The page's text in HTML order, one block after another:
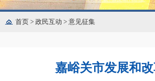
首页 > 政民互动 > 意见征集
嘉峪关市发展和